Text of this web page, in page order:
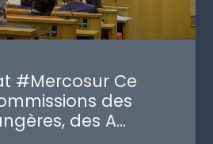
#Mercosur Ce
des
des A…